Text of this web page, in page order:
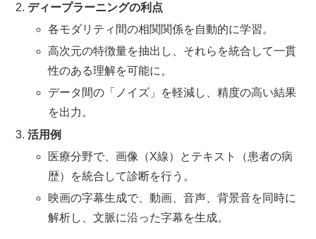
ディープラーニングの利点
各モダリティ間の相関関係を自動的に学習。
高次元の特徴量を抽出し、それらを統合して一貫
性のある理解を可能に。
データ間の「ノイズ」を軽減し、精度の高い結果
を出力。
活用例
医療分野で、画像（X線）とテキスト（患者の病
歴）を統合して診断を行う。
映画の字幕生成で、動画、音声、背景音を同時に
解析し、文脈に沿った字幕を生成。